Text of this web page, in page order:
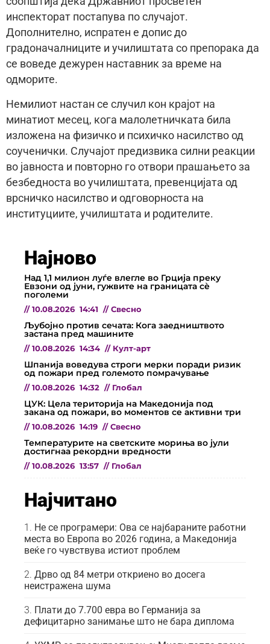
инспекторат постапува по случајот.
Дополнително, испратен е допис до
градоначалниците и училиштата со препорака да
се воведе дежурен наставник за време на
одморите.
Немилиот настан се случил кон крајот на
минатиот месец, кога малолетничката била
изложена на физичко и психичко насилство од
соученички. Случајот предизвика силни реакции
во јавноста и повторно го отвори прашањето за
безбедноста во училиштата, превенцијата од
врсничко насилство и одговорноста на
институциите, училиштата и родителите.
Најново
Над 1,1 милион луѓе влегле во Грција преку
Евзони од јуни, гужвите на границата сè
поголеми
// 10.08.2026 14:41 // Свесно
Љубојно против сечата: Кога заедништвото
застана пред машините
// 10.08.2026 14:34 // Култ-арт
Шпанија воведува строги мерки поради ризик
од пожари пред големото помрачување
// 10.08.2026 14:32 // Глобал
ЦУК: Цела територија на Македонија под
закана од пожари, во моментов се активни три
// 10.08.2026 14:19 // Свесно
Температурите на светските мориња во јули
достигнаа рекордни вредности
// 10.08.2026 13:57 // Глобал
Најчитано
Не се програмери: Ова се најбараните работни
места во Европа во 2026 година, а Македонија
веќе го чувствува истиот проблем
Дрво од 84 метри откриено во досега
неистражена шума
Плати до 7.700 евра во Германија за
дефицитарно занимање што не бара диплома